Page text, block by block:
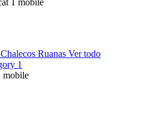
Chalecos Ruanas Ver todo